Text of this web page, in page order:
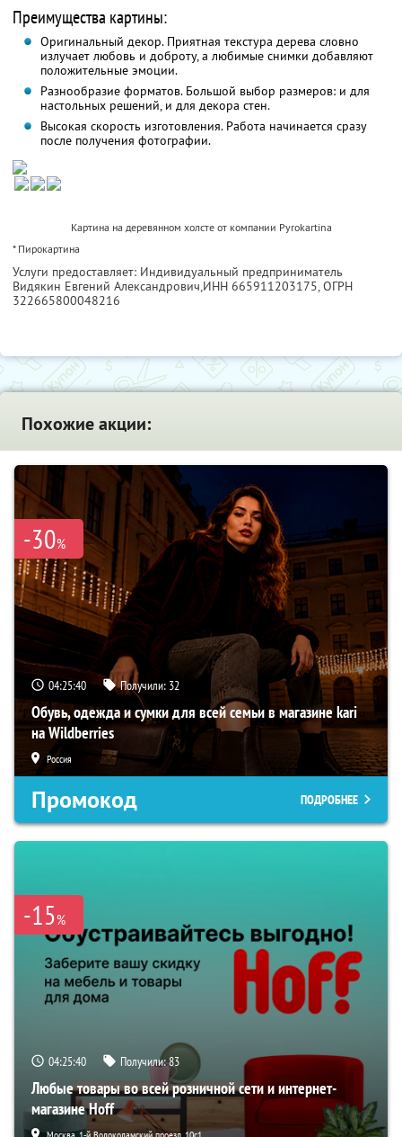
Преимущества картины:
Оригинальный декор. Приятная текстура дерева словно
излучает любовь и доброту, а любимые снимки добавляют
положительные эмоции.
Разнообразие форматов. Большой выбор размеров: и для
настольных решений, и для декора стен.
Высокая скорость изготовления. Работа начинается сразу
после получения фотографии.
Картина на деревянном холсте от компании Pyrokartina
* Пирокартина
Услуги предоставляет: Индивидуальный предприниматель
Видякин Евгений Александрович,ИНН 665911203175, ОГРН
322665800048216
Похожие акции:
-30%
04:25:39 Получили: 32
Обувь, одежда и сумки для всей семьи в магазине kari
на Wildberries
Россия
Промокод ПОДРОБНЕЕ
-15%
04:25:39 Получили:83
Любые товары во всей розничной сети и интернет-
магазине Hoff